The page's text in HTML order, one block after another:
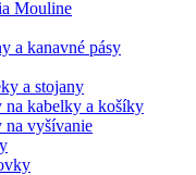
Mouline
a kanavné pásy
a stojany
na kabelky a košíky
na vyšívanie